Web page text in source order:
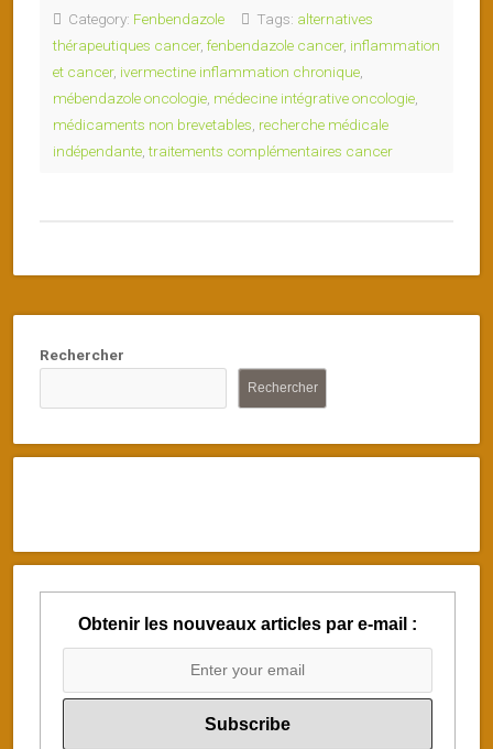
Category: Fenbendazole Tags: alternatives
thérapeutiques cancer, fenbendazole cancer, inflammation
et cancer, ivermectine inflammation chronique
mébendazole oncologie médecine intégrative oncologie
médicaments non brevetables recherche médicale
indépendante ,traitements complémentaires cancer
Rechercher
Rechercher
Obtenir les nouveaux articles par e-mail :